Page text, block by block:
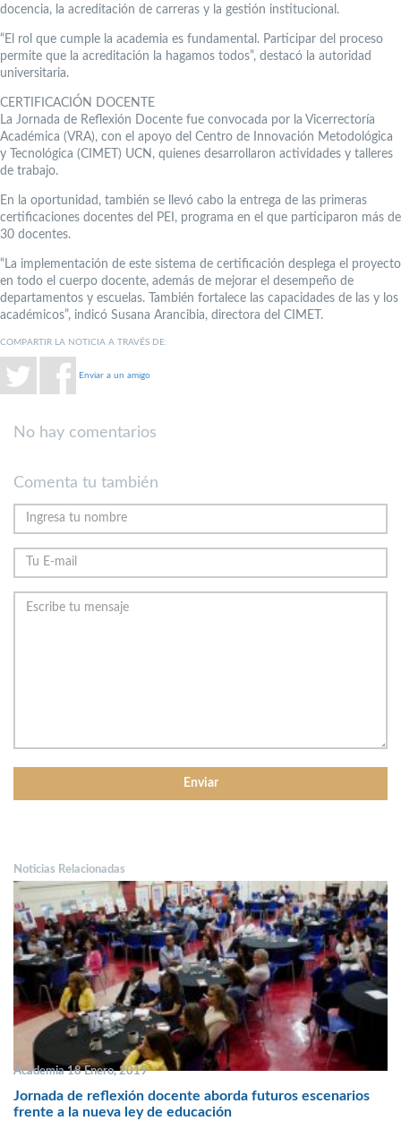
docencia, la acreditación de carreras y la gestión institucional.
“El rol que cumple la academia es fundamental. Participar del proceso
permite que la acreditación la hagamos todos”, destacó la autoridad
universitaria.
CERTIFICACIÓN DOCENTE
La Jornada de Reflexión Docente fue convocada por la Vicerrectoría
Académica (VRA), con el apoyo del Centro de Innovación Metodológica
y Tecnológica (CIMET) UCN, quienes desarrollaron actividades y talleres
de trabajo.
En la oportunidad, también se llevó cabo la entrega de las primeras
certificaciones docentes del PEI, programa en el que participaron más de
30 docentes.
“La implementación de este sistema de certificación desplega el proyecto
en todo el cuerpo docente, además de mejorar el desempeño de
departamentos y escuelas. También fortalece las capacidades de las y los
académicos”, indicó Susana Arancibia, directora del CIMET.
COMPARTIR LA NOTICIA A TRAVÉS DE:
Enviar a un amigo
No hay comentarios
Comenta tu también
Noticias Relacionadas
Academia 18 Enero, 2019
Jornada de reflexión docente aborda futuros escenarios
frente a la nueva ley de educación